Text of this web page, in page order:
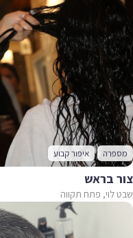
מספרה איפור קבוע
צור בראש
שבט לוי, פתח תקווה